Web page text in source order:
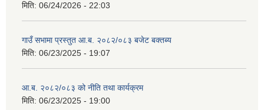
मिति: 06/24/2026 - 22:03
गाउँ सभामा प्रस्तुत आ.ब. २०८२/०८३ बजेट बक्तब्य
मिति: 06/23/2025 - 19:07
आ.ब. २०८२/०८३ को नीति तथा कार्यक्रम
मिति: 06/23/2025 - 19:00